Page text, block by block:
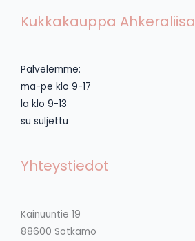
Kukkakauppa Ahkeraliisa
Palvelemme:
ma-pe klo 9-17
la klo 9-13
su suljettu
Yhteystiedot
Kainuuntie 19
88600 Sotkamo